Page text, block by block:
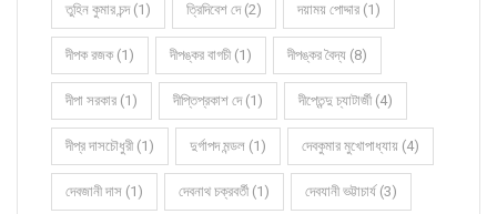
তুহিন কুমার চন্দ (1) ত্রিদিবেশ দে (2) দয়াময় পোদ্দার (1)
দীপক রজক (1) দীপঙ্কর বাগচী (1) দীপঙ্কর বৈদ্য (8)
দীপা সরকার (1) দীপ্তিপ্রকাশ দে (1) দীপ্তেন্দু চ্যাটার্জী (4)
দীপ্র দাসচৌধুরী (1) দুর্গাপদ মন্ডল (1) দেবকুমার মুখোপাধ্যায় (4)
দেবজানী দাস (1) দেবনাথ চক্রবর্তী (1) দেবযানী ভট্টাচার্য (3)